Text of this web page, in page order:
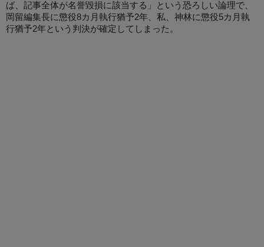
ば、記事全体が名誉毀損に該当する」という恐ろしい論理で、
岡留編集長に懲役8カ月執行猶予2年、私、神林に懲役5カ月執
行猶予2年という判決が確定してしまった。